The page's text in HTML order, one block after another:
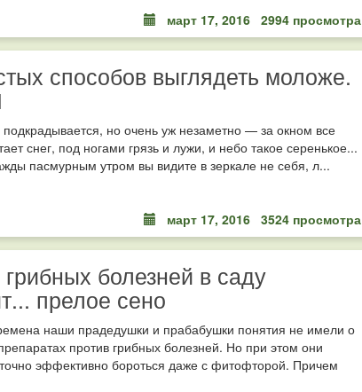
март 17, 2016 2994 просмотра
способов выглядеть моложе.
но очень уж незаметно — за окном все
снег, под ногами грязь и лужи, и небо такое серенькое...
пасмурным утром вы видите в зеркале не себя, л...
март 17, 2016 3524 просмотра
болезней в саду
прелое сено
наши прадедушки и прабабушки понятия не имели о
против грибных болезней. Но при этом они
эффективно бороться даже с фитофторой. Причем